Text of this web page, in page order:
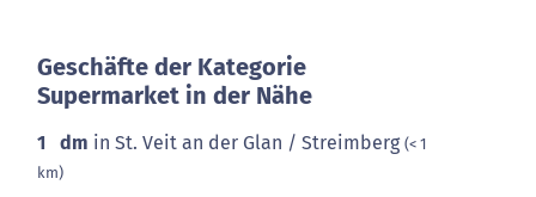
Geschäfte der Kategorie
Supermarket in der Nähe
1 dm in St. Veit an der Glan / Streimberg (< 1
km)